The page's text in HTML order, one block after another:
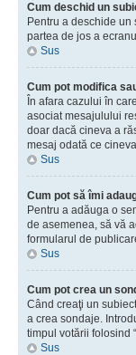
Cum deschid un
Pentru a deschide
partea de jos a
Sus
Cum pot modifica
În afara cazului în
asociat mesajulului
doar dacă cineva a
mesaj odată ce
Sus
Cum pot să îmi
Pentru a adăuga o
de asemenea, să vă
formularul de
Sus
Cum pot crea un
Când creaţi un
a crea sondaje.
timpul votării folosind
Sus